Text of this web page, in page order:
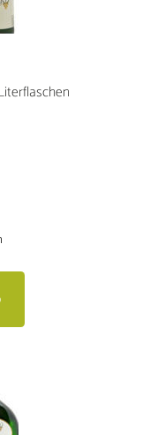
Produktseite
gewählt